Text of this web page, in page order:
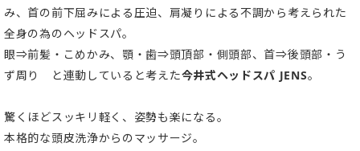
み、首の前下屈みによる圧迫、肩凝りによる不調から考えられた
全身の為のヘッドスパ。
眼⇒前髪・こめかみ、顎・歯⇒頭頂部・側頭部、首⇒後頭部・う
ず周り と連動していると考えた今井式ヘッドスパ JENS。
驚くほどスッキリ軽く、姿勢も楽になる。
本格的な頭皮洗浄からのマッサージ。